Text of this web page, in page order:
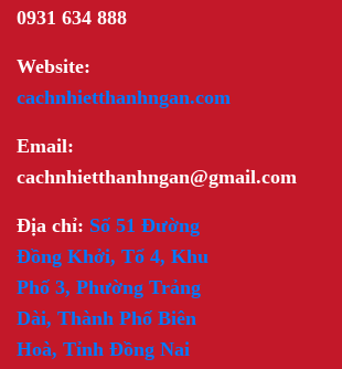
0931 634 888
Website:
cachnhietthanhngan.com
Email:
cachnhietthanhngan@gmail.com
Địa chỉ: Số 51 Đường
Đồng Khởi, Tổ 4, Khu
Phố 3, Phường Trảng
Dài, Thành Phố Biên
Hoà, Tỉnh Đồng Nai